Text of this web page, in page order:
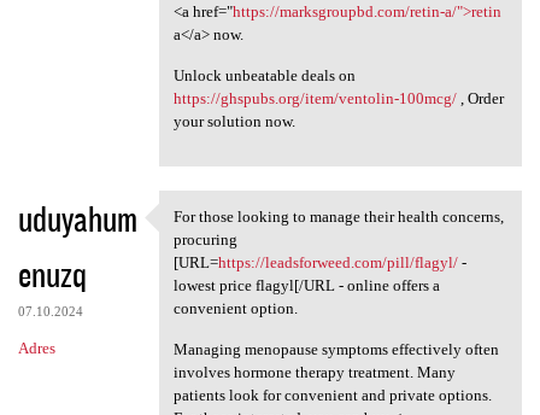
<a href="https://marksgroupbd.com/retin-a/">retin
a</a> now.
Unlock unbeatable deals on
https://ghspubs.org/item/ventolin-100mcg/, Order
your solution now.
uduyahum
enuzq
07.10.2024
Adres
For those looking to manage
For those looking to manage their health concerns,
procuring
[URL=https://leadsforweed.com/pill/flagyl/-
lowest price flagyl[/URL - online offers a
convenient option.
Managing menopause symptoms effectively often
involves hormone therapy treatment. Many
patients look for convenient and private options.